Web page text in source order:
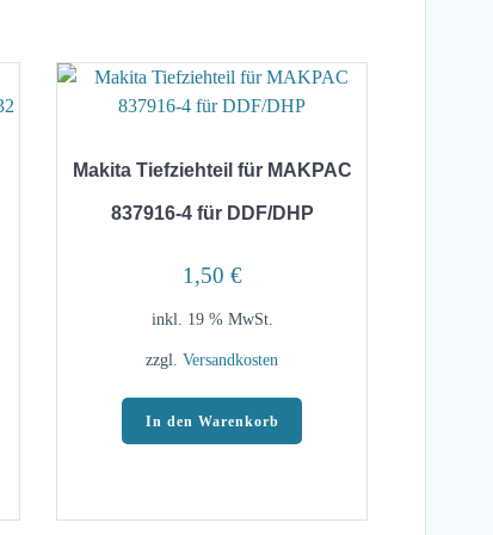
Makita Tiefziehteil für MAKPAC
837916-4 für DDF/DHP
1,50 €
inkl. 19 % MwSt.
zzgl. Versandkosten
In den Warenkorb